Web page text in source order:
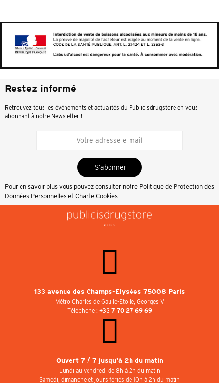
Restez informé
Retrouvez tous les événements et actualités du Publicisdrugstore en vous
abonnant à notre Newsletter !
S’abonner
Pour en savoir plus vous pouvez consulter notre Politique de Protection des
Données Personnelles et Charte Cookies
133 avenue des Champs-Elysées 75008 Paris
Métro Charles de Gaulle-Etoile, Georges V
Téléphone : +33 7 70 27 69 69
Ouvert 7 / 7 jusqu'à 2h du matin
Lundi au vendredi de 8h à 2h du matin
Samedi, dimanche et jours fériés de 10h à 2h du matin